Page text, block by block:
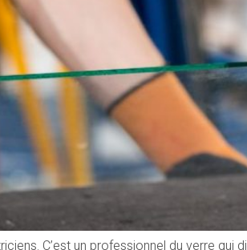
C’est un professionnel du verre qui